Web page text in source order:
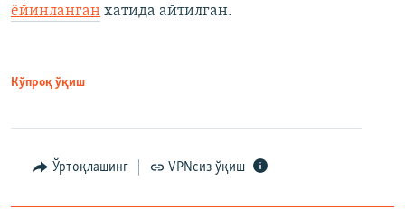
ёйинланган хатида айтилган.
Кўпроқ ўқиш
Ўртоқлашинг VPNсиз ўқиш